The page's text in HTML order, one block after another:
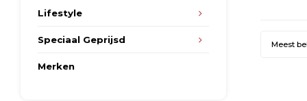
Lifestyle
Speciaal Geprijsd
Merken
Meest